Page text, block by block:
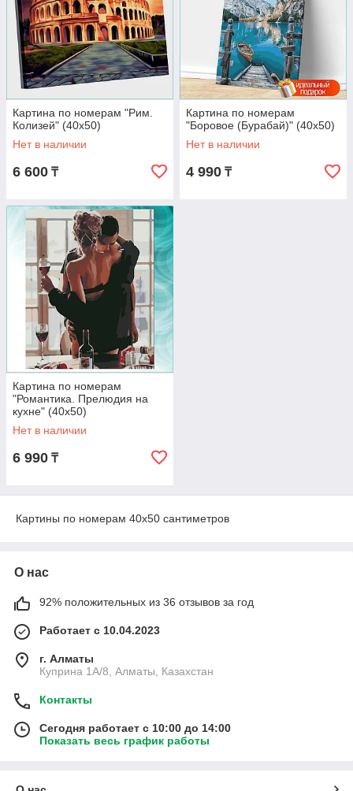
Картина по номерам "Рим.
Колизей" (40х50)
Нет в наличии
6 600 ₸
Картина по номерам
"Боровое (Бурабай)" (40х50)
Нет в наличии
4 990 ₸
Картина по номерам
"Романтика. Прелюдия на
кухне" (40х50)
Нет в наличии
6 990 ₸
Картины по номерам 40х50 сантиметров
О нас
92% положительных из 36 отзывов за год
Работает с 10.04.2023
г. Алматы
Куприна 1A/8, Алматы, Казахстан
Контакты
Сегодня работает с 10:00 до 14:00
Показать весь график работы